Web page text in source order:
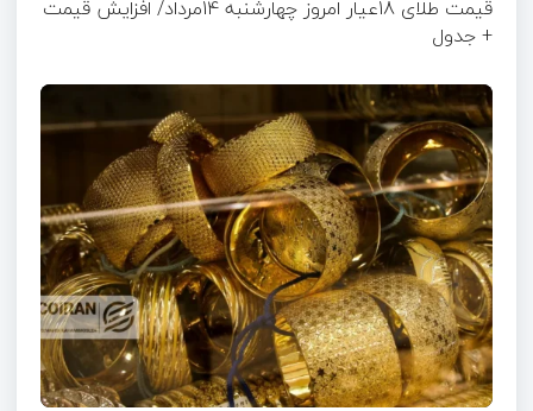
قیمت طلای 18عیار امروز چهارشنبه 14مرداد/ افزایش قیمت
+ جدول